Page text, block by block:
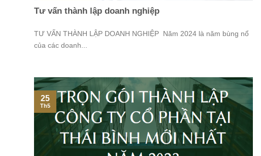
Tư vấn thành lập doanh nghiệp
TƯ VẤN THÀNH LẬP DOANH NGHIỆP Năm 2024 là năm bùng nổ
của các doanh...
25
Th5